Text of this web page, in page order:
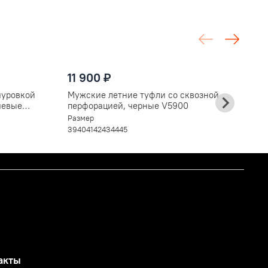
11 900 ₽
Мужские летние туфли со сквозной
перфорацией, черные V5900
Размер
39404142434445